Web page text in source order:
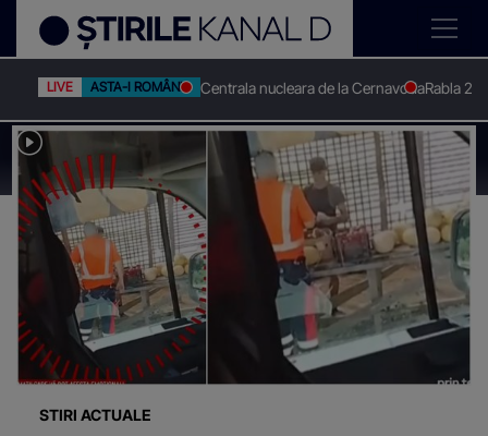
LIVE ASTA-I ROMÂNIA Centrala nucleara de la CernavodaRabla
Stirile Kanal D Ambulanta
Știri despre"Ambulanta"
STIRI ACTUALE